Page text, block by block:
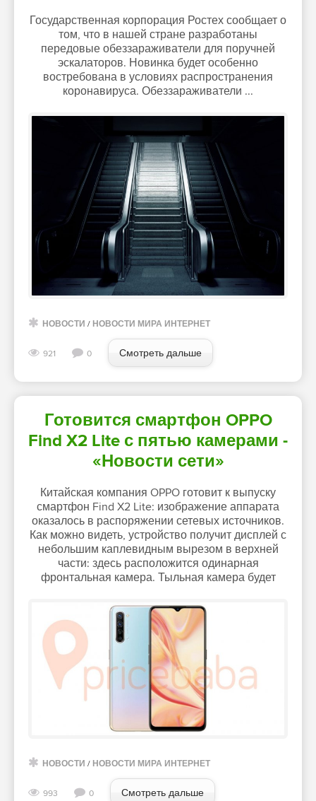
Государственная корпорация Ростех сообщает о
том, что в нашей стране разработаны
передовые обеззараживатели для поручней
эскалаторов. Новинка будет особенно
востребована в условиях распространения
коронавируса. Обеззараживатели ...
НОВОСТИ / НОВОСТИ МИРА ИНТЕРНЕТ
921 0 Смотреть дальше
Готовится смартфон OPPO
Find X2 Lite с пятью камерами -
«Новости сети»
Китайская компания OPPO готовит к выпуску
смартфон Find X2 Lite: изображение аппарата
оказалось в распоряжении сетевых источников.
Как можно видеть, устройство получит дисплей с
небольшим каплевидным вырезом в верхней
части: здесь расположится одинарная
фронтальная камера. Тыльная камера будет
НОВОСТИ / НОВОСТИ МИРА ИНТЕРНЕТ
993 0 Смотреть дальше